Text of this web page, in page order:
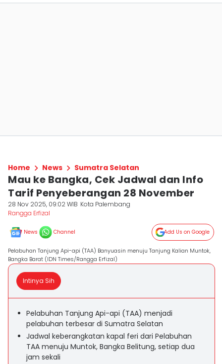
Home News Sumatra Selatan
Mau ke Bangka, Cek Jadwal dan Info
Tarif Penyeberangan 28 November
28 Nov 2025, 09:02 WIB Kota Palembang
Rangga Erfizal
News Channel Add Us on Google
Pelabuhan Tanjung Api-api (TAA) Banyuasin menuju Tanjung Kalian Muntok,
Bangka Barat (IDN Times/Rangga Erfizal)
Intinya Sih
Pelabuhan Tanjung Api-api (TAA) menjadi
pelabuhan terbesar di Sumatra Selatan
Jadwal keberangkatan kapal feri dari Pelabuhan
TAA menuju Muntok, Bangka Belitung, setiap dua
jam sekali